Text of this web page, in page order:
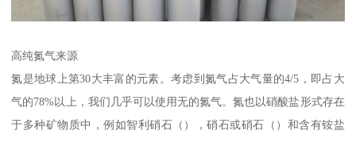
高纯氮气来源
氮是地球上第30大丰富的元素。考虑到氮气占大气量的4/5，即占大
气的78%以上，我们几乎可以使用无的氮气。氮也以硝酸盐形式存在
于多种矿物质中，例如智利硝石（），硝石或硝石（）和含有铵盐